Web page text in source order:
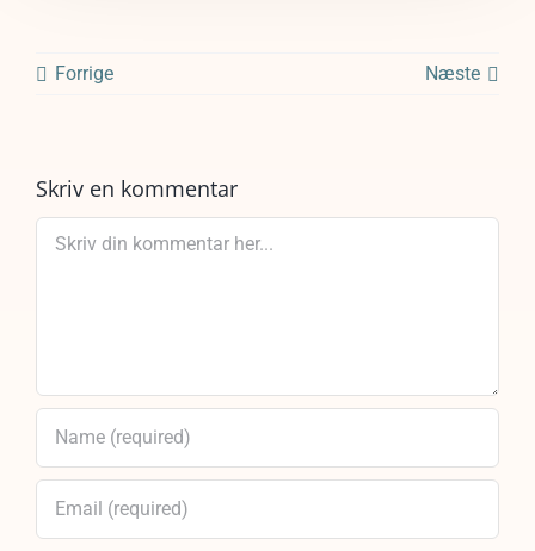
Forrige Næste
Skriv en kommentar
Comment